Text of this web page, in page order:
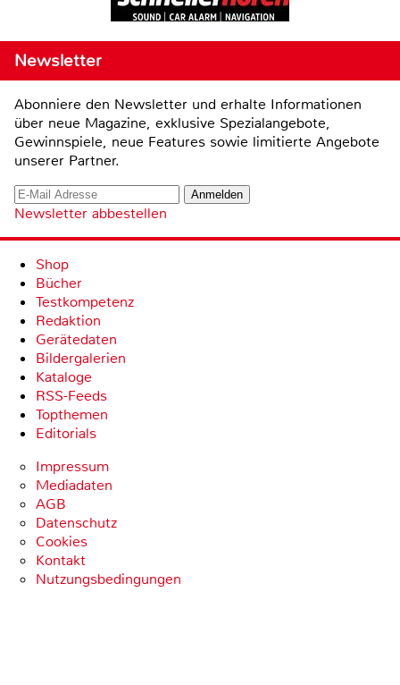
Newsletter
Abonniere den Newsletter und erhalte Informationen
über neue Magazine, exklusive Spezialangebote,
Gewinnspiele, neue Features sowie limitierte Angebote
unserer Partner.
Newsletter abbestellen
Shop
Bücher
Testkompetenz
Redaktion
Gerätedaten
Bildergalerien
Kataloge
RSS-Feeds
Topthemen
Editorials
Impressum
Mediadaten
AGB
Datenschutz
Cookies
Kontakt
Nutzungsbedingungen